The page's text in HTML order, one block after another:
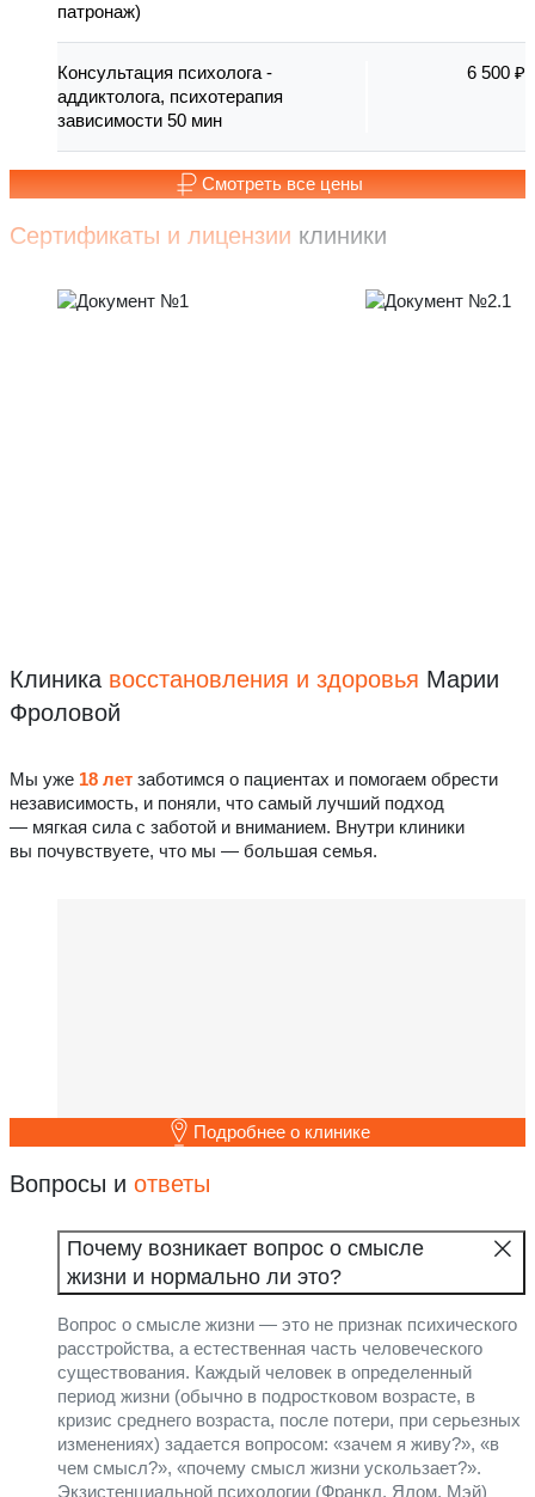
патронаж)
Консультация психолога -
аддиктолога, психотерапия
зависимости 50 мин
6 500 ₽
Смотреть все цены
Сертификаты и лицензии клиники
Клиника восстановления и здоровья Марии
Фроловой
Мы уже 18 лет заботимся о пациентах и помогаем обрести
независимость, и поняли, что самый лучший подход
— мягкая сила с заботой и вниманием. Внутри клиники
вы почувствуете, что мы — большая семья.
Подробнее о клинике
Вопросы и ответы
Почему возникает вопрос о смысле
жизни и нормально ли это?
Вопрос о смысле жизни — это не признак психического
расстройства, а естественная часть человеческого
существования. Каждый человек в определенный
период жизни (обычно в подростковом возрасте, в
кризис среднего возраста, после потери, при серьезных
изменениях) задается вопросом: «зачем я живу?», «в
чем смысл?», «почему смысл жизни ускользает?».
Экзистенциальной психологии (Франкл, Ялом, Мэй)